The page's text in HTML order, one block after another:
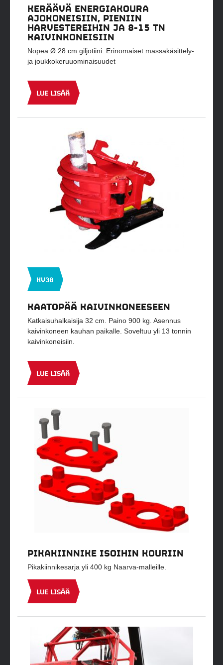
KERÄÄVÄ ENERGIAKOURA
AJOKONEISIIN, PIENIIN
HARVESTEREIHIN JA 8-15 TN
KAIVINKONEISIIN
Nopea Ø 28 cm giljotiini. Erinomaiset massakäsittely-
ja joukkokeruuominaisuudet
LUE LISÄÄ
KV38
KAATOPÄÄ KAIVINKONEESEEN
Katkaisuhalkaisija 32 cm. Paino 900 kg. Asennus
kaivinkoneen kauhan paikalle. Soveltuu yli 13 tonnin
kaivinkoneisiin.
LUE LISÄÄ
PIKAKIINNIKE ISOIHIN KOURIIN
Pikakiinnikesarja yli 400 kg Naarva-malleille.
LUE LISÄÄ